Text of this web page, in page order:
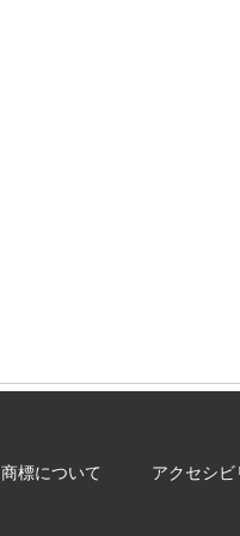
商標について アクセシビ